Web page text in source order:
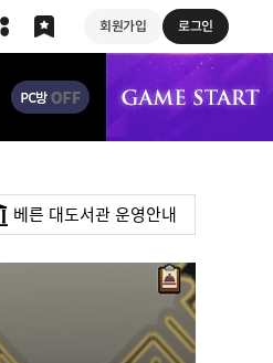
회원가입 로그인
베른 대도서관 운영안내